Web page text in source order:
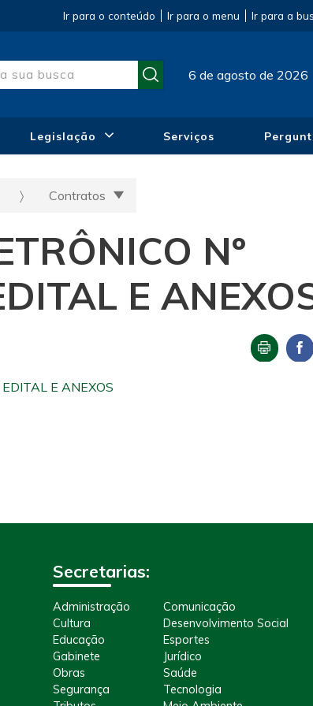
Ir para o conteúdo Ir para o menu Ir para a
6 de agosto de 2026
Legislação Serviços
Contratos
Nº
E
E ANEXOS
Secretarias:
Administração
Comunicação
Cultura
Desenvolvimento Social
Educação
Esportes
Gabinete
Jurídico
Obras
Saúde
Segurança
Tecnologia